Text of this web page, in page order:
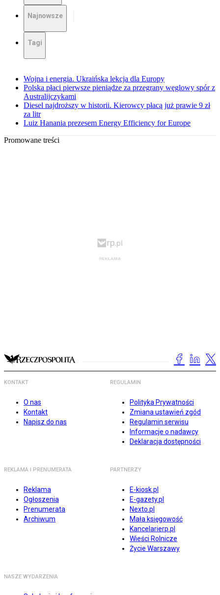
Najnowsze
Tagi
Wojna i energia. Ukraińska lekcja dla Europy
Polska płaci pierwsze pieniądze za przegrany węglowy spór z
Australijczykami
Diesel najdroższy w historii. Kierowcy płacą już prawie 9 zł
za litr
Luiz Hanania prezesem Energy Efficiency for Europe
Promowane treści
KONTAKT
O nas
Kontakt
Napisz do nas
REGULAMIN
Polityka Prywatności
Zmiana ustawień zgód
Regulamin serwisu
Informacje o nadawcy
Deklaracja dostępności
REKLAMA I PRENUMERATA
Reklama
Ogłoszenia
Prenumerata
Archiwum
PARTNERZY
E-kiosk.pl
E-gazety.pl
Nexto.pl
Mała księgowość
Kancelarierp.pl
Wieści Rolnicze
Życie Warszawy
NASZE WYDARZENIA